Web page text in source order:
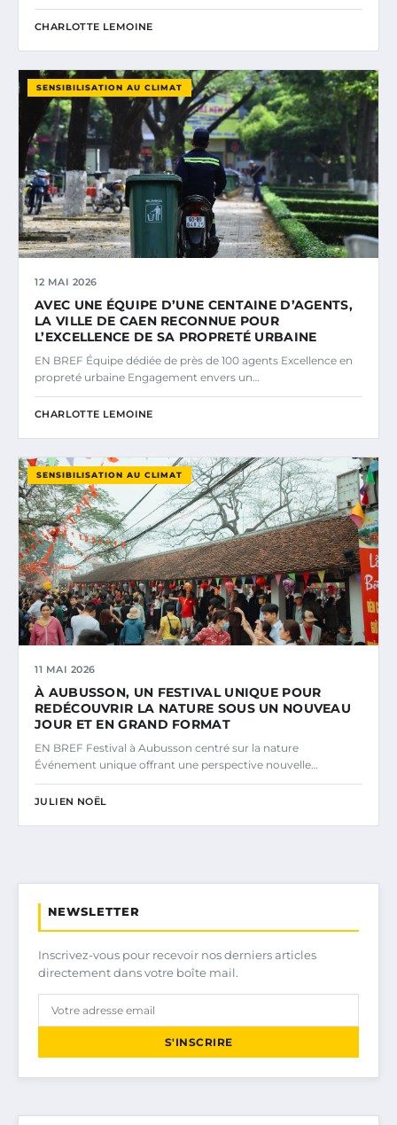
CHARLOTTE LEMOINE
SENSIBILISATION AU CLIMAT
12 MAI 2026
AVEC UNE ÉQUIPE D’UNE CENTAINE D’AGENTS,
LA VILLE DE CAEN RECONNUE POUR
L’EXCELLENCE DE SA PROPRETÉ URBAINE
EN BREF Équipe dédiée de près de 100 agents Excellence en
propreté urbaine Engagement envers un…
CHARLOTTE LEMOINE
SENSIBILISATION AU CLIMAT
11 MAI 2026
À AUBUSSON, UN FESTIVAL UNIQUE POUR
REDÉCOUVRIR LA NATURE SOUS UN NOUVEAU
JOUR ET EN GRAND FORMAT
EN BREF Festival à Aubusson centré sur la nature
Événement unique offrant une perspective nouvelle…
JULIEN NOËL
NEWSLETTER
Inscrivez-vous pour recevoir nos derniers articles
directement dans votre boîte mail.
S'INSCRIRE